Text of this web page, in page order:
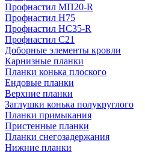
Профнастил МП20-R
Профнастил Н75
Профнастил НС35-R
Профнастил С21
Доборные элементы кровли
Карнизные планки
Планки конька плоского
Ендовые планки
Верхние планки
Заглушки конька полукруглого
Планки примыкания
Пристенные планки
Планки снегозадержания
Нижние планки